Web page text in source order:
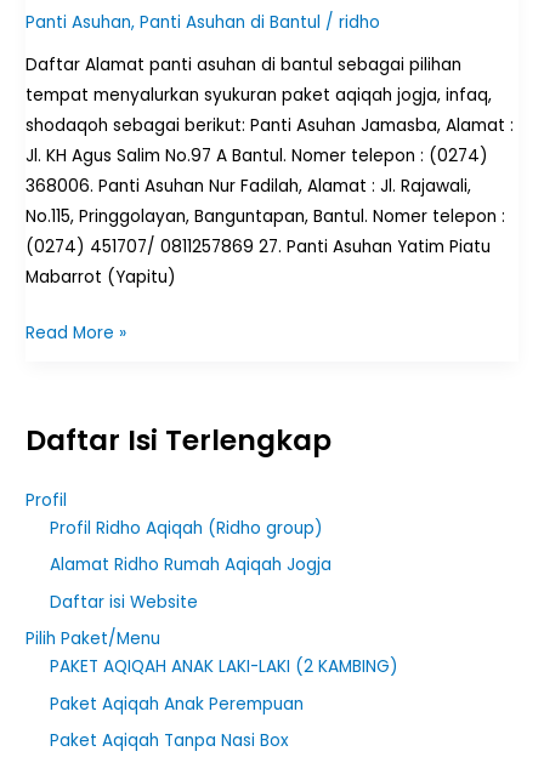
Panti Asuhan,Panti Asuhan di Bantul /ridho
Daftar Alamat panti asuhan di bantul sebagai pilihan
tempat menyalurkan syukuran paket aqiqah jogja, infaq,
shodaqoh sebagai berikut: Panti Asuhan Jamasba, Alamat :
Jl. KH Agus Salim No.97 A Bantul. Nomer telepon : (0274)
368006. Panti Asuhan Nur Fadilah, Alamat : Jl. Rajawali,
No.115, Pringgolayan, Banguntapan, Bantul. Nomer telepon :
(0274) 451707/ 0811257869 27. Panti Asuhan Yatim Piatu
Mabarrot (Yapitu)
Read More »
Daftar Isi Terlengkap
Profil
Profil Ridho Aqiqah (Ridho group)
Alamat Ridho Rumah Aqiqah Jogja
Daftar isi Website
Pilih Paket/Menu
PAKET AQIQAH ANAK LAKI-LAKI (2 KAMBING)
Paket Aqiqah Anak Perempuan
Paket Aqiqah Tanpa Nasi Box